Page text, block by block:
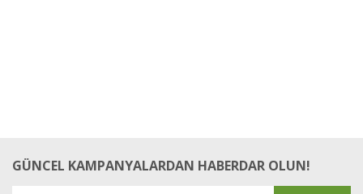
GÜNCEL KAMPANYALARDAN HABERDAR OLUN!